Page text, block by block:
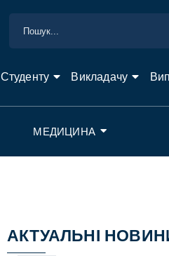
Студенту Викладачу
МЕДИЦИНА
АКТУАЛЬНІ